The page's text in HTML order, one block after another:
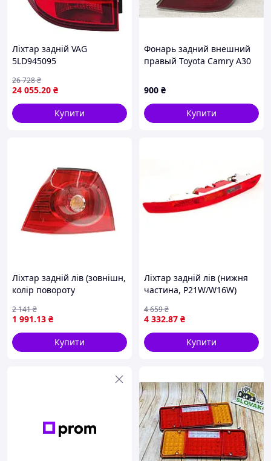
Лiхтар задній VAG
5LD945095
24 055.20 ₴
26 728₴
Купити
Фонарь задний внешний
правый Toyota Camry A30
у)
900 ₴
Купити
Ліхтар задній лів (зовнішн,
колір повороту
червон) VW GOLF V Хетчбек
10.03-02.09 TYC 11-0400-01-
2
1 991.13 ₴
2 141₴
Купити
Ліхтар задній лів (нижня
частина, P21W/W16W)
714021790701 (Magneti
Marelli)
4 332.87 ₴
4 659₴
Купити